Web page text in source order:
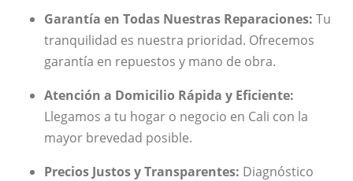
Garantía en Todas Nuestras Reparaciones: Tu
tranquilidad es nuestra prioridad. Ofrecemos
garantía en repuestos y mano de obra.
Atención a Domicilio Rápida y Eficiente:
Llegamos a tu hogar o negocio en Cali con la
mayor brevedad posible.
Precios Justos y Transparentes: Diagnóstico